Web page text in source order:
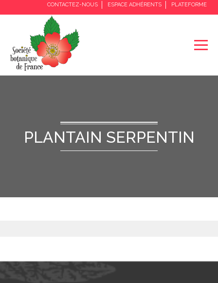
CONTACTEZ-NOUS ESPACE ADHÉRENTS PLATEFORME
PLANTAIN SERPENTIN